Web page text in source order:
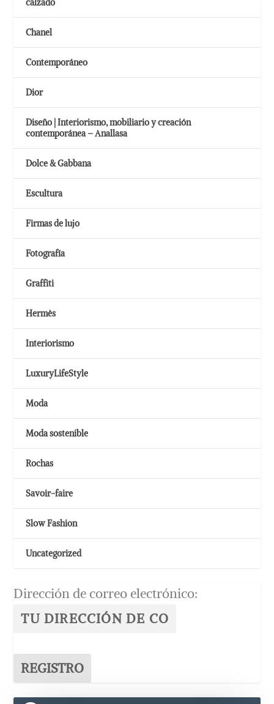
calzado
Chanel
Contemporáneo
Dior
Diseño | Interiorismo, mobiliario y creación
contemporánea – Anallasa
Dolce & Gabbana
Escultura
Firmas de lujo
Fotografía
Graffiti
Hermès
Interiorismo
LuxuryLifeStyle
Moda
Moda sostenible
Rochas
Savoir-faire
Slow Fashion
Uncategorized
Dirección de correo electrónico: